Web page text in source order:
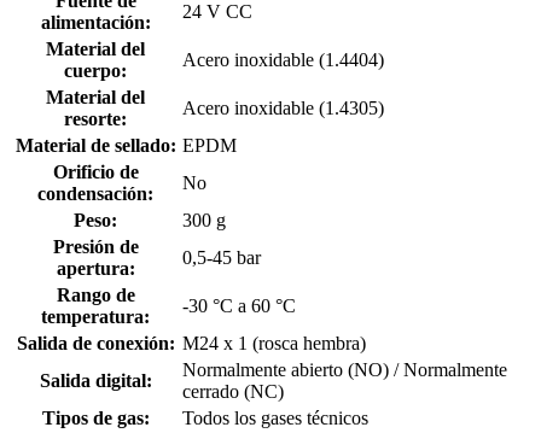
alimentación:
24 V CC
Material del
cuerpo:
Acero inoxidable (1.4404)
Material del
resorte:
Acero inoxidable (1.4305)
Material de sellado: EPDM
Orificio de
condensación:
No
Peso:
300 g
Presión de
apertura:
0,5-45 bar
Rango de
temperatura:
-30 °C a 60 °C
Salida de conexión: M24 x 1 (rosca hembra)
Salida digital:
Normalmente abierto (NO) / Normalmente
cerrado (NC)
Tipos de gas:
Todos los gases técnicos